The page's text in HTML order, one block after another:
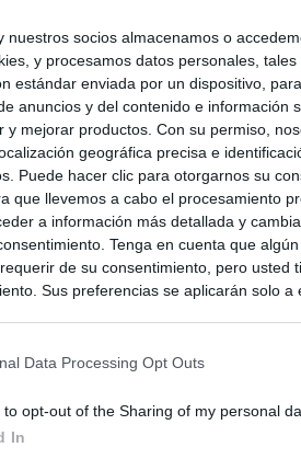
nuestros socios almacenamos o
y procesamos datos personales,
estándar enviada por un dispositivo,
anuncios y del contenido e información
y mejorar productos. Con su permiso,
geográfica precisa e
Puede hacer clic para otorgarnos su
que llevemos a cabo el procesamiento
a información más detallada y
Tenga en cuenta que
de su consentimiento, pero usted
Sus preferencias se aplicarán solo
Data Processing Opt Outs
to opt-out of the Sharing of my personal
In
Prensa Deportiva